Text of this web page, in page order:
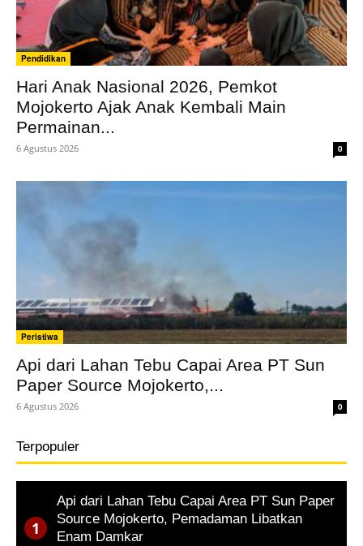
Pendidikan
Hari Anak Nasional 2026, Pemkot
Mojokerto Ajak Anak Kembali Main
Permainan...
6 Agustus 2026 0
Peristiwa
Api dari Lahan Tebu Capai Area PT Sun
Paper Source Mojokerto,...
6 Agustus 2026 0
Terpopuler
Api dari Lahan Tebu Capai Area PT Sun Paper
Source Mojokerto, Pemadaman Libatkan
Enam Damkar